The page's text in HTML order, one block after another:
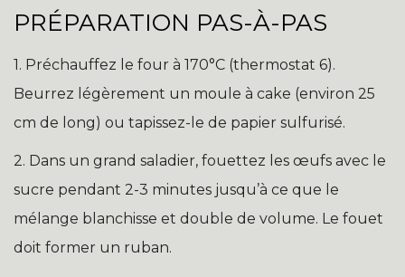
PRÉPARATION PAS-À-PAS
1. Préchauffez le four à 170°C (thermostat 6).
Beurrez légèrement un moule à cake (environ 25
cm de long) ou tapissez-le de papier sulfurisé.
2. Dans un grand saladier, fouettez les œufs avec le
sucre pendant 2-3 minutes jusqu’à ce que le
mélange blanchisse et double de volume. Le fouet
doit former un ruban.